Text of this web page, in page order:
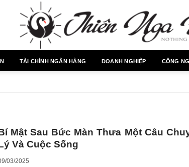
TÀI CHÍNH NGÂN HÀNG DOANH NGHIỆP CÔNG
Mật Sau Bức Màn Thưa Một Câu
Và Cuộc Sống
03/2025